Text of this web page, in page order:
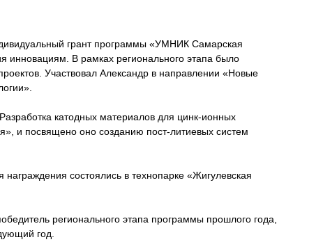
грант программы «УМНИК Самарская
инновациям. В рамках регионального этапа было
Участвовал Александр в направлении «Новые
катодных материалов для цинк-ионных
и посвящено оно созданию пост-литиевых систем
состоялись в технопарке «Жигулевская
регионального этапа программы прошлого года,
год.